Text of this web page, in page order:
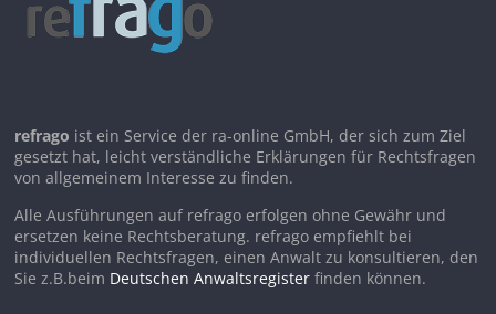
refrago ist ein Service der ra-online GmbH, der sich zum Ziel
gesetzt hat, leicht verständliche Erklärungen für Rechtsfragen
von allgemeinem Interesse zu finden.
Alle Ausführungen auf refrago erfolgen ohne Gewähr und
ersetzen keine Rechtsberatung. refrago empfiehlt bei
individuellen Rechtsfragen, einen Anwalt zu konsultieren, den
Sie z.B.beim Deutschen Anwaltsregister finden können.